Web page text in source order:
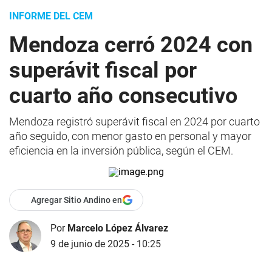
INFORME DEL CEM
Mendoza cerró 2024 con
superávit fiscal por
cuarto año consecutivo
Mendoza registró superávit fiscal en 2024 por cuarto
año seguido, con menor gasto en personal y mayor
eficiencia en la inversión pública, según el CEM.
Agregar Sitio Andino en
Por Marcelo López Álvarez
9 de junio de 2025 - 10:25